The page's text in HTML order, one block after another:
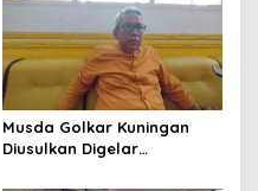
Musda Golkar Kuningan
Diusulkan Digelar